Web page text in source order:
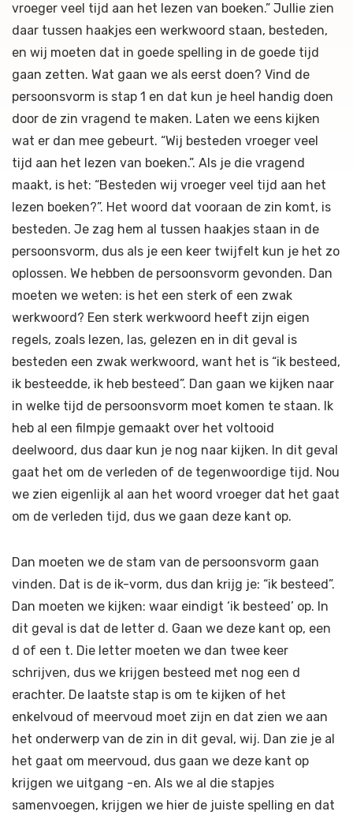
vroeger veel tijd aan het lezen van boeken.” Jullie zien
daar tussen haakjes een werkwoord staan, besteden,
en wij moeten dat in goede spelling in de goede tijd
gaan zetten. Wat gaan we als eerst doen? Vind de
persoonsvorm is stap 1 en dat kun je heel handig doen
door de zin vragend te maken. Laten we eens kijken
wat er dan mee gebeurt. “Wij besteden vroeger veel
tijd aan het lezen van boeken.”. Als je die vragend
maakt, is het: “Besteden wij vroeger veel tijd aan het
lezen boeken?”. Het woord dat vooraan de zin komt, is
besteden. Je zag hem al tussen haakjes staan in de
persoonsvorm, dus als je een keer twijfelt kun je het zo
oplossen. We hebben de persoonsvorm gevonden. Dan
moeten we weten: is het een sterk of een zwak
werkwoord? Een sterk werkwoord heeft zijn eigen
regels, zoals lezen, las, gelezen en in dit geval is
besteden een zwak werkwoord, want het is “ik besteed,
ik besteedde, ik heb besteed”. Dan gaan we kijken naar
in welke tijd de persoonsvorm moet komen te staan. Ik
heb al een filmpje gemaakt over het voltooid
deelwoord, dus daar kun je nog naar kijken. In dit geval
gaat het om de verleden of de tegenwoordige tijd. Nou
we zien eigenlijk al aan het woord vroeger dat het gaat
om de verleden tijd, dus we gaan deze kant op.
Dan moeten we de stam van de persoonsvorm gaan
vinden. Dat is de ik-vorm, dus dan krijg je: “ik besteed”.
Dan moeten we kijken: waar eindigt ‘ik besteed’ op. In
dit geval is dat de letter d. Gaan we deze kant op, een
d of een t. Die letter moeten we dan twee keer
schrijven, dus we krijgen besteed met nog een d
erachter. De laatste stap is om te kijken of het
enkelvoud of meervoud moet zijn en dat zien we aan
het onderwerp van de zin in dit geval, wij. Dan zie je al
het gaat om meervoud, dus gaan we deze kant op
krijgen we uitgang -en. Als we al die stapjes
samenvoegen, krijgen we hier de juiste spelling en dat